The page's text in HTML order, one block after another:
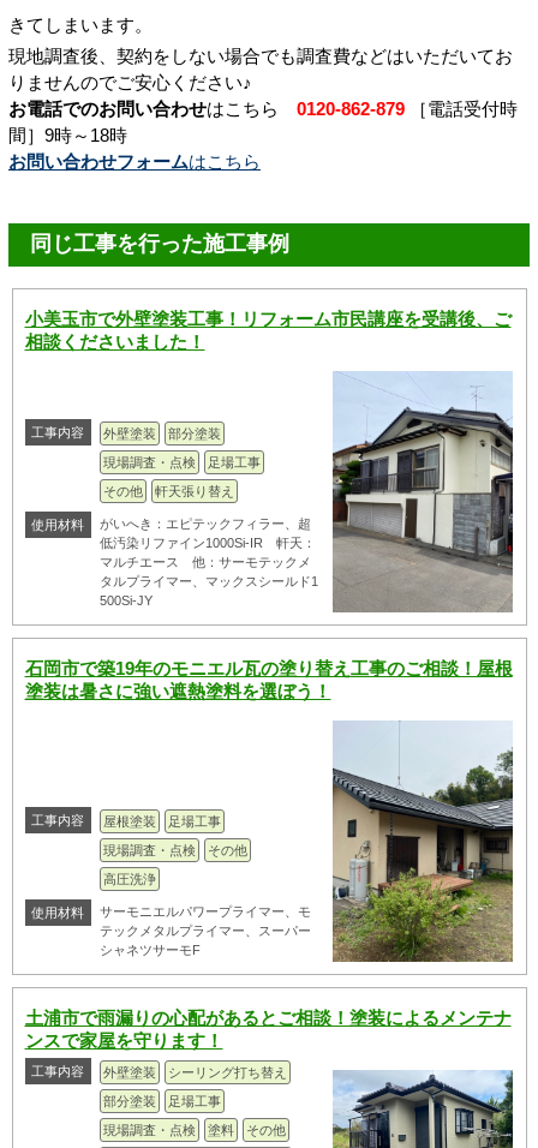
きてしまいます。
現地調査後、契約をしない場合でも調査費などはいただいてお
りませんのでご安心ください♪
お電話でのお問い合わせはこちら 0120-862-879 ［電話受付時
間］9時～18時
お問い合わせフォームはこちら
同じ工事を行った施工事例
小美玉市で外壁塗装工事！リフォーム市民講座を受講後、ご
相談くださいました！
工事内容 外壁塗装
部分塗装
現場調査・点検
足場工事
その他
軒天張り替え
使用材料
がいへき：エピテックフィラー、超
低汚染リファイン1000Si-IR 軒天：
マルチエース 他：サーモテックメ
タルプライマー、マックスシールド1
500Si-JY
石岡市で築19年のモニエル瓦の塗り替え工事のご相談！屋根
塗装は暑さに強い遮熱塗料を選ぼう！
工事内容 屋根塗装
足場工事
現場調査・点検
その他
高圧洗浄
使用材料
サーモニエルパワープライマー、モ
テックメタルプライマー、スーパー
シャネツサーモF
土浦市で雨漏りの心配があるとご相談！塗装によるメンテナ
ンスで家屋を守ります！
工事内容 外壁塗装
シーリング打ち替え
部分塗装
足場工事
現場調査・点検
塗料
その他